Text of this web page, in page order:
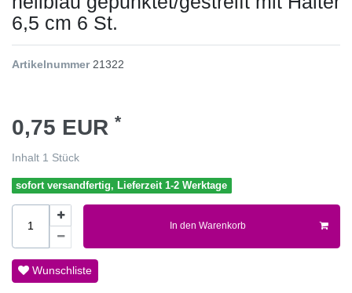
6,5 cm 6 St.
Artikelnummer21322
0,75 EUR *
Inhalt 1 Stück
sofort versandfertig, Lieferzeit 1-2 Werktage
In den Warenkorb
Wunschliste